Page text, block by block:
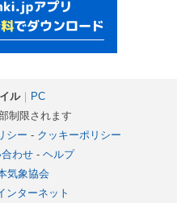
ル｜ PC
制限されます
シー - クッキーポリシー
わせ- ヘルプ
気象協会
ンターネット